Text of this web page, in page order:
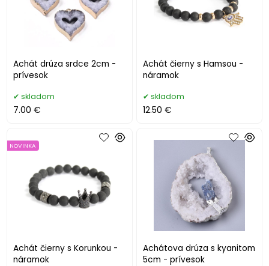
Achát drúza srdce 2cm -
prívesok
skladom
7.00 €
Achát čierny s Hamsou -
náramok
skladom
12.50 €
Achát čierny s Korunkou -
náramok
NOVINKA
Achátova drúza s kyanitom
5cm - prívesok